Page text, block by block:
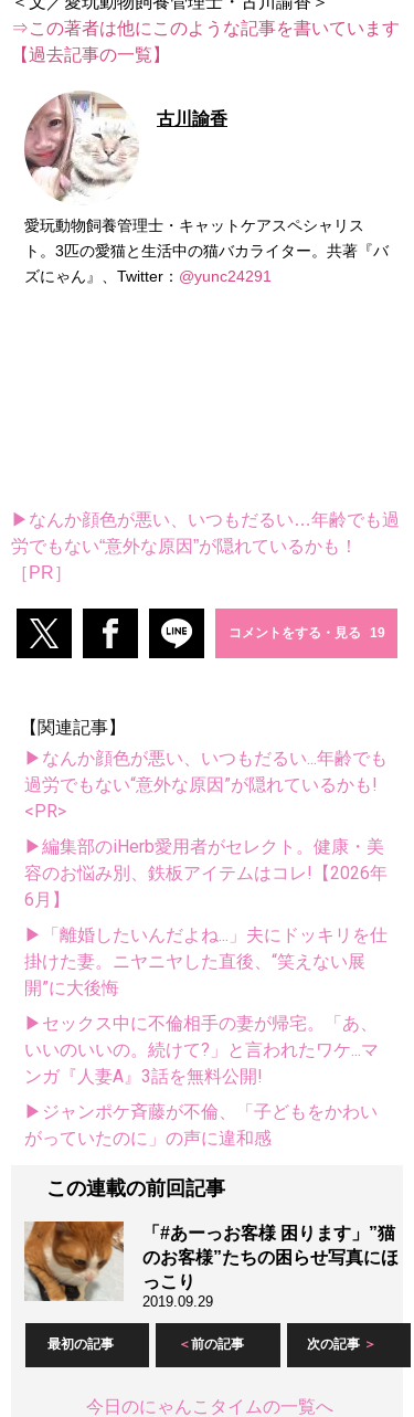
⇒この著者は他にこのような記事を書いています
【過去記事の一覧】
古川諭香
愛玩動物飼養管理士・キャットケアスペシャリス
ト。3匹の愛猫と生活中の猫バカライター。共著『バ
ズにゃん』、Twitter： @yunc24291
▶なんか顔色が悪い、いつもだるい…年齢でも過
労でもない“意外な原因”が隠れているかも！
［PR］
コメントをする・見る
【関連記事】
▶なんか顔色が悪い、いつもだるい...年齢でも
過労でもない“意外な原因”が隠れているかも!
<PR>
▶編集部のiHerb愛用者がセレクト。健康・美
容のお悩み別、鉄板アイテムはコレ!【2026年
6月】
▶「離婚したいんだよね...」夫にドッキリを仕
掛けた妻。ニヤニヤした直後、“笑えない展
開”に大後悔
▶セックス中に不倫相手の妻が帰宅。「あ、
いいのいいの。続けて?」と言われたワケ...マ
ンガ『人妻A』3話を無料公開!
▶ジャンポケ斉藤が不倫、「子どもをかわい
がっていたのに」の声に違和感
この連載の前回記事
「#あーっお客様 困ります」”猫
のお客様”たちの困らせ写真にほ
っこり
2019.09.29
最初の記事 前の記事 次の記事
今日のにゃんこタイムの一覧へ